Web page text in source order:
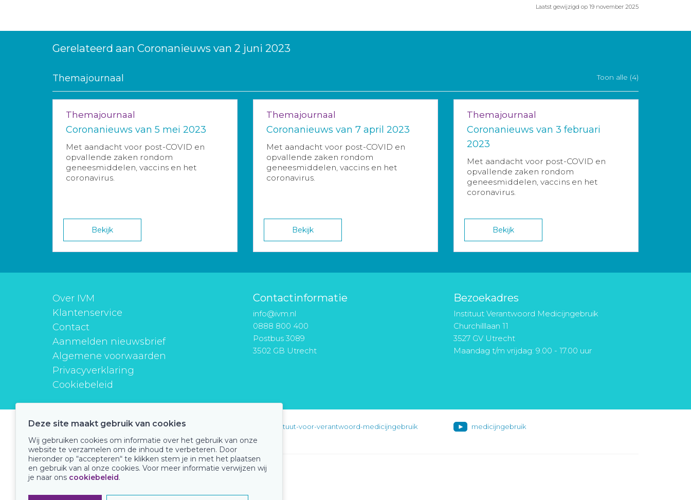
Laatst gewijzigd op 19 november 2025
Gerelateerd aan Coronanieuws van 2 juni 2023
Themajournaal Toon alle (4)
Themajournaal
Coronanieuws van 5 mei 2023
Met aandacht voor post-COVID en
opvallende zaken rondom
geneesmiddelen, vaccins en het
coronavirus.
Bekijk
Themajournaal
Coronanieuws van 7 april 2023
Met aandacht voor post-COVID en
opvallende zaken rondom
geneesmiddelen, vaccins en het
coronavirus.
Bekijk
Themajournaal
Coronanieuws van 3 februari
2023
Met aandacht voor post-COVID en
opvallende zaken rondom
geneesmiddelen, vaccins en het
coronavirus.
Bekijk
Over IVM
Klantenservice
Contact
Aanmelden nieuwsbrief
Algemene voorwaarden
Privacyverklaring
Cookiebeleid
Contactinformatie
info@ivm.nl
0888 800 400
Postbus 3089
3502 GB Utrecht
Bezoekadres
Instituut Verantwoord Medicijngebruik
Churchilllaan 11
3527 GV Utrecht
Maandag t/m vrijdag: 9.00 - 17.00 uur
instituutverantwoordmedicijngebruik instituut-voor-verantwoord-medicijngebruik medicijngebruik
Onze keurmerken
Deze site maakt gebruik van cookies
Wij gebruiken cookies om informatie over het gebruik van onze
website te verzamelen om de inhoud te verbeteren. Door
hieronder op “accepteren“ te klikken stem je in met het plaatsen
en gebruik van al onze cookies. Voor meer informatie verwijzen wij
je naar ons cookiebeleid.